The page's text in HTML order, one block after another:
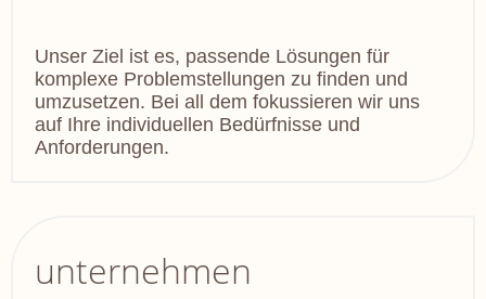
Unser Ziel ist es, passende Lösungen für
komplexe Problemstellungen zu finden und
umzusetzen. Bei all dem fokussieren wir uns
auf Ihre individuellen Bedürfnisse und
Anforderungen.
unternehmen